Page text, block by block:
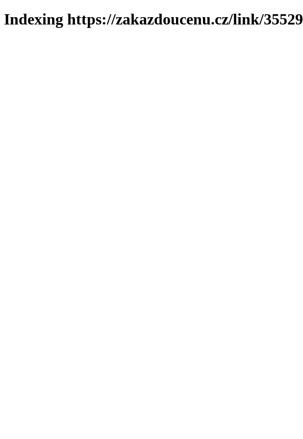
Indexing https://zakazdoucenu.cz/link/35529